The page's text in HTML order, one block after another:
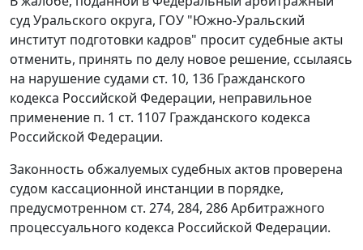
суд Уральского округа, ГОУ "Южно-Уральский
институт подготовки кадров" просит судебные акты
отменить, принять по делу новое решение, ссылаясь
на нарушение судами ст. 10, 136 Гражданского
кодекса Российской Федерации, неправильное
применение п. 1 ст. 1107 Гражданского кодекса
Российской Федерации.
Законность обжалуемых судебных актов проверена
судом кассационной инстанции в порядке,
предусмотренном ст. 274, 284, 286Арбитражного
процессуального кодекса Российской Федерации.